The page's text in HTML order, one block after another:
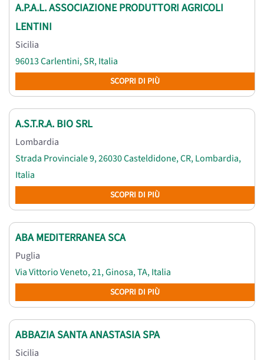
A.P.A.L. ASSOCIAZIONE PRODUTTORI AGRICOLI
LENTINI
Sicilia
96013 Carlentini, SR, Italia
SCOPRI DI PIÙ
A.S.T.R.A. BIO SRL
Lombardia
Strada Provinciale 9, 26030 Casteldidone, CR, Lombardia,
Italia
SCOPRI DI PIÙ
ABA MEDITERRANEA SCA
Puglia
Via Vittorio Veneto, 21, Ginosa, TA, Italia
SCOPRI DI PIÙ
ABBAZIA SANTA ANASTASIA SPA
Sicilia